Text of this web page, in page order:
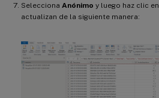
Selecciona Anónimo y luego haz clic en
actualizan de la siguiente manera: